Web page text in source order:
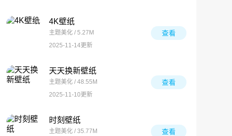
4K壁纸
主题美化 / 5.27M
2025-11-14更新
查看
天天换新壁纸
主题美化 / 48.55M
2025-11-10更新
查看
时刻壁纸
主题美化 / 35.77M
查看